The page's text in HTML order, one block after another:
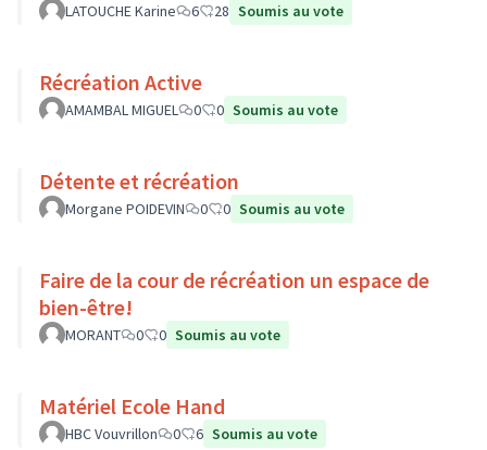
LATOUCHE Karine 6 28 Soumis au vote
Récréation Active
AMAMBAL MIGUEL 0 0 Soumis au vote
Détente et récréation
Morgane POIDEVIN 0 0 Soumis au vote
Faire de la cour de récréation un espace de
bien-être!
MORANT 0 0 Soumis au vote
Matériel Ecole Hand
HBC Vouvrillon 0 6 Soumis au vote